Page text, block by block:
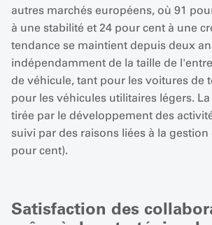
autres marchés européens, où 91
à une stabilité et 24 pour cent à une
tendance se maintient depuis deux
indépendamment de la taille de
de véhicule, tant pour les voitures de
pour les véhicules utilitaires légers.
tirée par le développement des
suivi par des raisons liées à la
pour cent).
Satisfaction des